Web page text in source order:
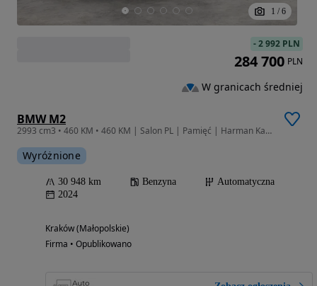
1 / 6
BMW M2
2993 cm3 • 460 KM • 460 KM | Salon PL | Pamięć | Harman Kardon | Faktura VAT 23%
Wyróżnione
30 948 km Benzyna
Automatyczna
2024
Kraków (Małopolskie)
Firma • Opublikowano
-2 992 PLN
284 700 PLN
W granicach średniej